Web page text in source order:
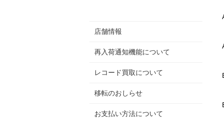
店舗情報
再入荷通知機能について
レコード買取について
移転のおしらせ
お支払い方法について